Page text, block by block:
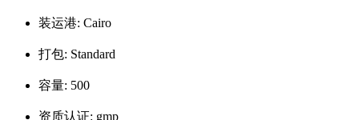
装运港: Cairo
打包: Standard
容量: 500
资质认证: gmp